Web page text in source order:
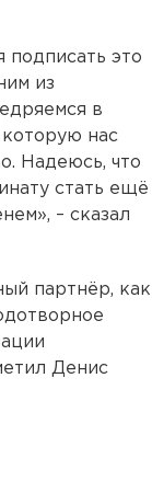
подписать это
из
в
нас
Надеюсь, что
стать ещё
– сказал
партнёр, как
Денис